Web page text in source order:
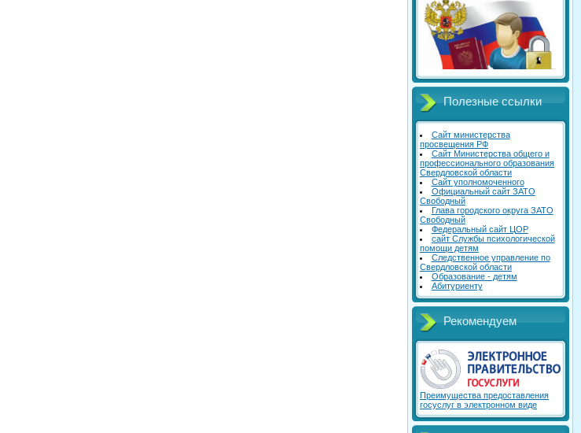
Полезные ссылки
Сайт министерства
просвещения РФ
Сайт Министерства общего и
профессионального образования
Свердловской области
Сайт уполномоченного
Официальный сайт ЗАТО
Свободный
Глава городского округа ЗАТО
Свободный
Федеральный сайт ЦОР
сайт Службы психологической
помощи детям
Следственное управление по
Свердловской области
Образование - детям
Абитуриенту
Рекомендуем
Преимущества предоставления
госуслуг в электронном виде